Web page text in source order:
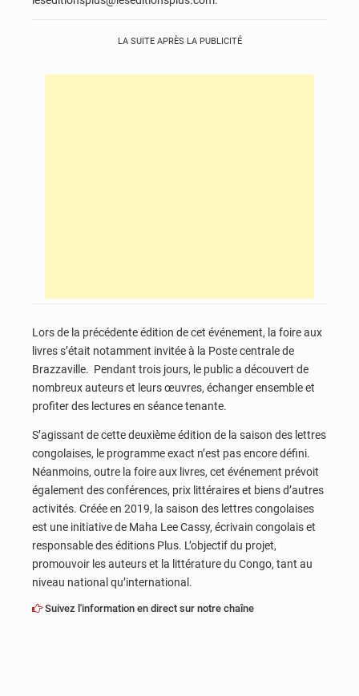
LA SUITE APRÈS LA PUBLICITÉ
Lors de la précédente édition de cet événement, la foire aux
livres s’était notamment invitée à la Poste centrale de
Brazzaville. Pendant trois jours, le public a découvert de
nombreux auteurs et leurs œuvres, échanger ensemble et
profiter des lectures en séance tenante.
S’agissant de cette deuxième édition de la saison des lettres
congolaises, le programme exact n’est pas encore défini.
Néanmoins, outre la foire aux livres, cet événement prévoit
également des conférences, prix littéraires et biens d’autres
activités. Créée en 2019, la saison des lettres congolaises
est une initiative de Maha Lee Cassy, écrivain congolais et
responsable des éditions Plus. L’objectif du projet,
promouvoir les auteurs et la littérature du Congo, tant au
niveau national qu’international.
Suivez l'information en direct sur notre chaîne